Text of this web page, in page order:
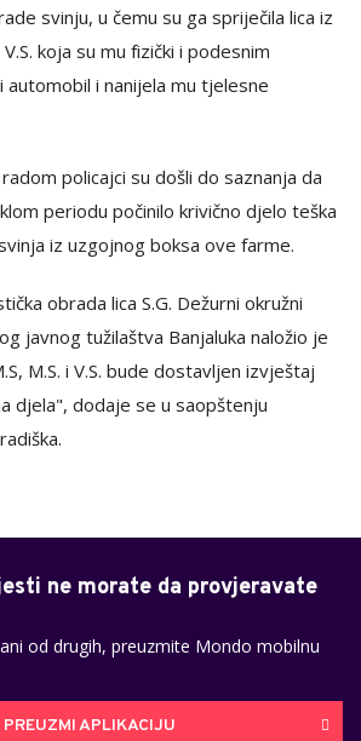
svinju, u čemu su ga spriječila lica iz
V.S. koja su mu fizički i podesnim
i nanijela mu tjelesne
policajci su došli do saznanja da
periodu počinilo krivično djelo teška
iz uzgojnog boksa ove farme.
obrada lica S.G. Dežurni okružni
javnog tužilaštva Banjaluka naložio je
M.S. i V.S. bude dostavljen izvještaj
djela", dodaje se u saopštenju
ne morate da provjeravate
od drugih, preuzmite Mondo mobilnu
PREUZMI APLIKACIJU